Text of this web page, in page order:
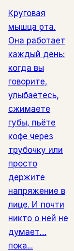
Круговая
мышца рта.
Она работает
каждый день:
когда вы
говорите,
улыбаетесь,
сжимаете
губы, пьёте
кофе через
трубочку или
просто
держите
напряжение в
лице. И почти
никто о ней не
думает…
пока...